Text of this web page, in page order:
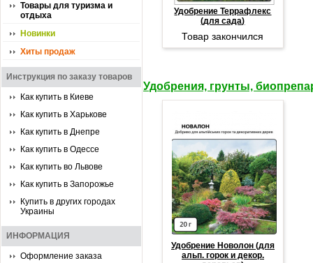
Товары для туризма и
отдыха
Новинки
Хиты продаж
Инструкция по заказу товаров
Как купить в Киеве
Как купить в Харькове
Как купить в Днепре
Как купить в Одессе
Как купить во Львове
Как купить в Запорожье
Купить в других городах
Украины
ИНФОРМАЦИЯ
Оформление заказа
Удобрение Террафлекс
(для сада)
Товар закончился
Удобрения, грунты,
Удобрение Новолон (для
альп. горок и декор.